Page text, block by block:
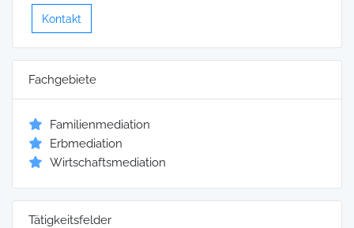
Kontakt
Fachgebiete
Familienmediation
Erbmediation
Wirtschaftsmediation
Tätigkeitsfelder